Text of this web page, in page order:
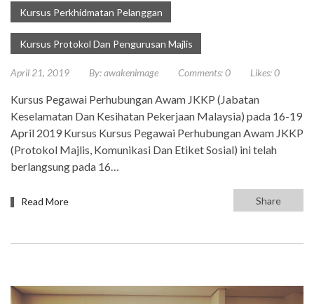
Kursus Perkhidmatan Pelanggan
Kursus Protokol Dan Pengurusan Majlis
April 21, 2019 By:awakenimage Comments:0 Likes:0
Kursus Pegawai Perhubungan Awam JKKP (Jabatan
Keselamatan Dan Kesihatan Pekerjaan Malaysia) pada 16-19
April 2019 Kursus Kursus Pegawai Perhubungan Awam JKKP
(Protokol Majlis, Komunikasi Dan Etiket Sosial) ini telah
berlangsung pada 16…
Read More Share